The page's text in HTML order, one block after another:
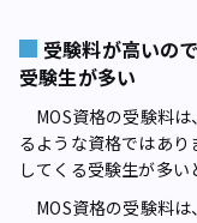
受験料が高いの
受験生が多い
MOS資格の受験料は
るような資格ではあ
してくる受験生が多い
MOS資格の受験料は